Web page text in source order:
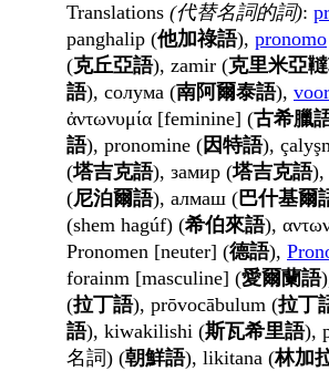
Translations (代替名詞的詞):
panghalip (他加祿語), pronomo
(克丘亞語), zamir (克里米亞
語), солума (南阿爾泰語),
ἀντωνυμία [feminine] (古希臘
語), pronomine (因特語),
(塔吉克語), замир (塔吉克語),
(尼泊爾語), алмаш (巴什基爾
(shem hagúf) (希伯來語),
Pronomen [neuter] (德語),
forainm [masculine] (愛爾蘭語
(拉丁語), prōvocābulum (拉丁
語), kiwakilishi (斯瓦希里語),
名詞) (朝鮮語), likitana (林加